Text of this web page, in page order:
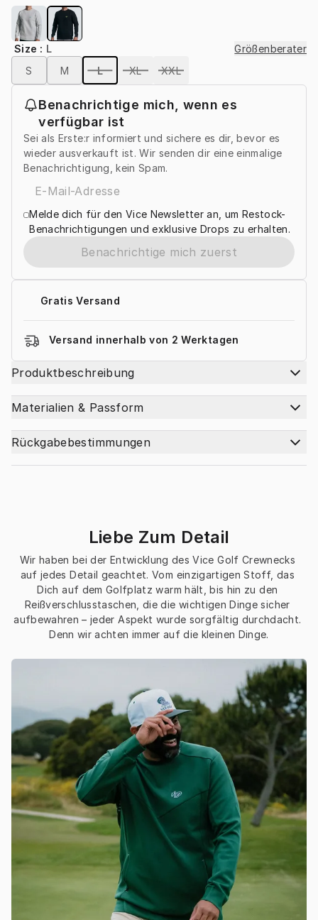
Size : L
Größenberater
S
M L XL XXL
Benachrichtige mich, wenn es
verfügbar ist
Sei als Erste:r informiert und sichere es dir, bevor es
wieder ausverkauft ist. Wir senden dir eine einmalige
Benachrichtigung, kein Spam.
Melde dich für den Vice Newsletter an, um Restock-
Benachrichtigungen und exklusive Drops zu erhalten.
Benachrichtige mich zuerst
Gratis Versand
Versand innerhalb von 2 Werktagen
Produktbeschreibung
Materialien & Passform
Rückgabebestimmungen
Liebe Zum Detail
Wir haben bei der Entwicklung des Vice Golf Crewnecks
auf jedes Detail geachtet. Vom einzigartigen Stoff, das
Dich auf dem Golfplatz warm hält, bis hin zu den
Reißverschlusstaschen, die die wichtigen Dinge sicher
aufbewahren – jeder Aspekt wurde sorgfältig durchdacht.
Denn wir achten immer auf die kleinen Dinge.